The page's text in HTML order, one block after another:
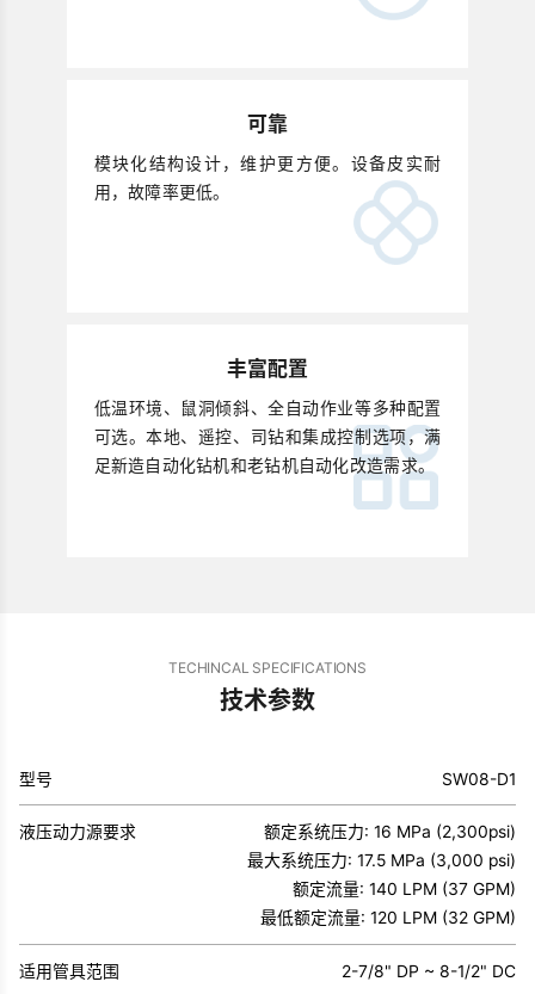
可靠
模块化结构设计，维护更方便。设备皮实耐
用，故障率更低。
丰富配置
低温环境、鼠洞倾斜、全自动作业等多种配置
可选。本地、遥控、司钻和集成控制选项，满
足新造自动化钻机和老钻机自动化改造需求。
TECHINCAL SPECIFICATIONS
技术参数
型号 SW08-D1
液压动力源要求
额定系统压力: 16 MPa (2,300psi)
最大系统压力: 17.5 MPa (3,000 psi)
额定流量: 140 LPM (37 GPM)
最低额定流量: 120 LPM (32 GPM)
适用管具范围 2-7/8" DP ~ 8-1/2" DC